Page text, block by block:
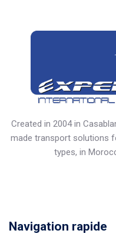
Created in 2004 in
made transport solutions
types, in
Navigation rapide